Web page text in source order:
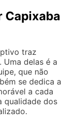
Capixaba
traz
Uma delas é a
que não
se dedica a
a cada
qualidade dos